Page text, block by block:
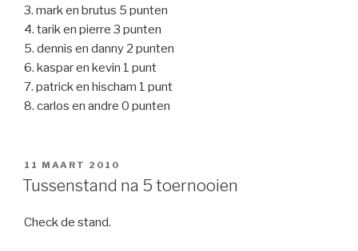
3. mark en brutus 5 punten
4. tarik en pierre 3 punten
5. dennis en danny 2 punten
6. kaspar en kevin 1 punt
7. patrick en hischam 1 punt
8. carlos en andre 0 punten
GEPLAATST
OP
11 MAART 2010
Tussenstand na 5 toernooien
Check de stand.